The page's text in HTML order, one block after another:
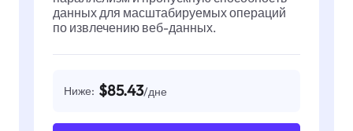
данных для масштабируемых операций
по извлечению веб-данных.
Ниже: $85.43/дне